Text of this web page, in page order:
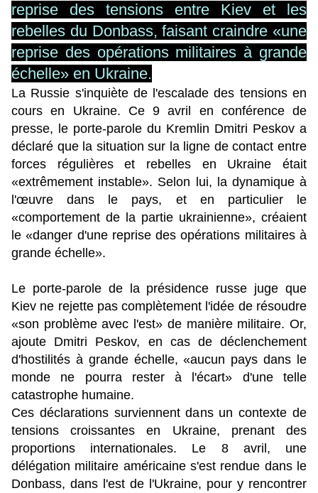
reprise des tensions entre Kiev et les
rebelles du Donbass, faisant craindre «une
reprise des opérations militaires à grande
échelle» en Ukraine.
La Russie s'inquiète de l'escalade des tensions en
cours en Ukraine. Ce 9 avril en conférence de
presse, le porte-parole du Kremlin Dmitri Peskov a
déclaré que la situation sur la ligne de contact entre
forces régulières et rebelles en Ukraine était
«extrêmement instable». Selon lui, la dynamique à
l'œuvre dans le pays, et en particulier le
«comportement de la partie ukrainienne», créaient
le «danger d'une reprise des opérations militaires à
grande échelle».
Le porte-parole de la présidence russe juge que
Kiev ne rejette pas complètement l'idée de résoudre
«son problème avec l'est» de manière militaire. Or,
ajoute Dmitri Peskov, en cas de déclenchement
d'hostilités à grande échelle, «aucun pays dans le
monde ne pourra rester à l'écart» d'une telle
catastrophe humaine.
Ces déclarations surviennent dans un contexte de
tensions croissantes en Ukraine, prenant des
proportions internationales. Le 8 avril, une
délégation militaire américaine s'est rendue dans le
Donbass, dans l'est de l'Ukraine, pour y rencontrer